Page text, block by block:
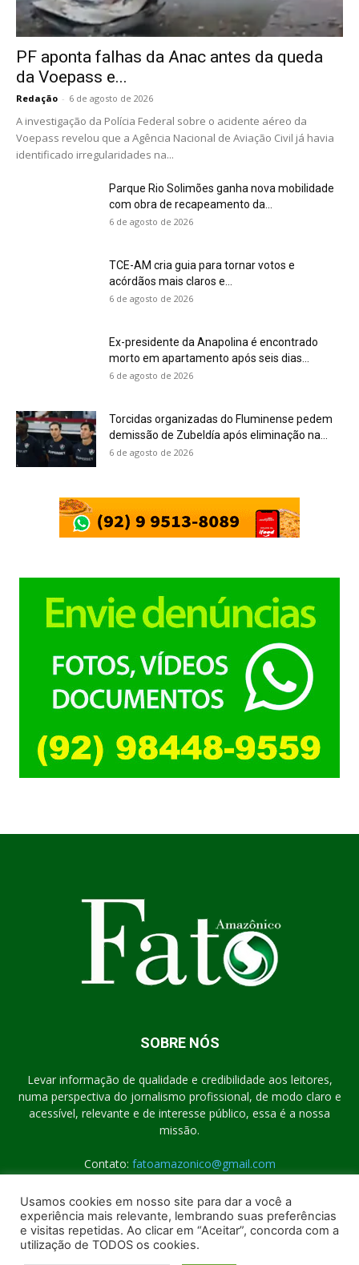
PF aponta falhas da Anac antes da queda
da Voepass e...
Redação - 6 de agosto de 2026
A investigação da Polícia Federal sobre o acidente aéreo da
Voepass revelou que a Agência Nacional de Aviação Civil já havia
identificado irregularidades na...
Parque Rio Solimões ganha nova mobilidade
com obra de recapeamento da...
6 de agosto de 2026
TCE-AM cria guia para tornar votos e
acórdãos mais claros e...
6 de agosto de 2026
Ex-presidente da Anapolina é encontrado
morto em apartamento após seis dias...
6 de agosto de 2026
Torcidas organizadas do Fluminense pedem
demissão de Zubeldía após eliminação na...
6 de agosto de 2026
SOBRE NÓS
Levar informação de qualidade e credibilidade aos leitores,
numa perspectiva do jornalismo profissional, de modo claro e
acessível, relevante e de interesse público, essa é a nossa
missão.
Contato: fatoamazonico@gmail.com
SIGA-NOS
Usamos cookies em nosso site para dar a você a
experiência mais relevante, lembrando suas preferências
e visitas repetidas. Ao clicar em “Aceitar”, concorda com a
utilização de TODOS os cookies.